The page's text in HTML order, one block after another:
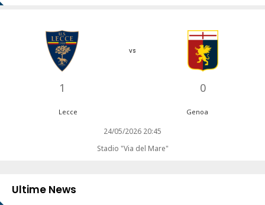
1
vs
0
Lecce Genoa
24/05/2026 20:45
Stadio "Via del Mare"
Ultime News